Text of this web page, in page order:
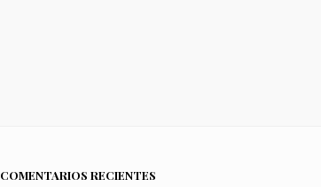
COMENTARIOS RECIENTES